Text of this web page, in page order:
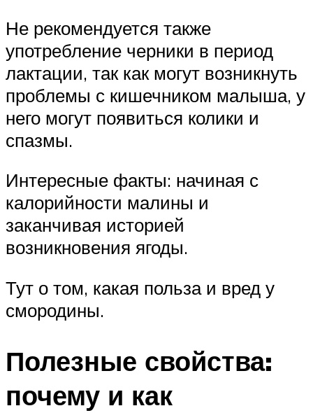
Не рекомендуется также
употребление черники в период
лактации, так как могут возникнуть
проблемы с кишечником малыша, у
него могут появиться колики и
спазмы.
Интересные факты: начиная с
калорийности малины и
заканчивая историей
возникновения ягоды.
Тут о том, какая польза и вред у
смородины.
Полезные свойства:
почему и как